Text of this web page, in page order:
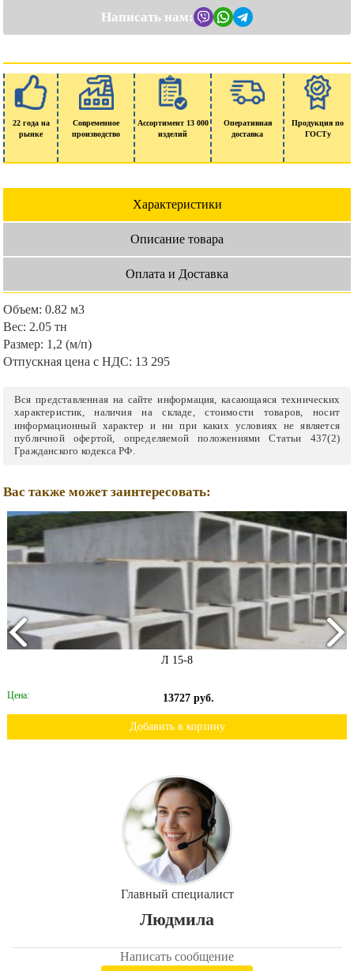
Написать нам:
22 года на
рынке
Современное
производство
Ассортимент 13 000
изделий
Оперативная
доставка
Продукция по
ГОСТу
Характеристики
Описание товара
Оплата и Доставка
Объем: 0.82 м3
Вес: 2.05 тн
Размер: 1,2 (м/п)
Отпускная цена с НДС: 13 295
Вся представленная на сайте информация, касающаяся технических
характеристик, наличия на складе, стоимости товаров, носит
информационный характер и ни при каких условиях не является
публичной офертой, определяемой положениями Статьи 437(2)
Гражданского кодекса РФ.
Вас также может заинтересовать:
Л 15-8
Цена: 13727 руб.
Добавить в корзину
Главный специалист
Людмила
Написать сообщение